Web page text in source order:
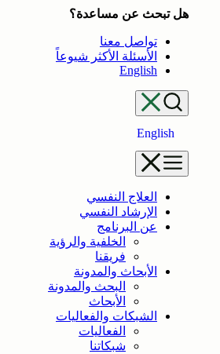
هل تبحث عن مساعدة؟
تواصل معنا
الأسئلة الأكثر شيوعاً
English
English
العلاج النفسي
الإرشاد النفسي
عن البرنامج
الخلفية والرؤية
فريقنا
الأبحاث والمدونة
البحث والمدونة
الأبحاث
الشبكات والفعاليات
الفعاليات
شبكاتنا